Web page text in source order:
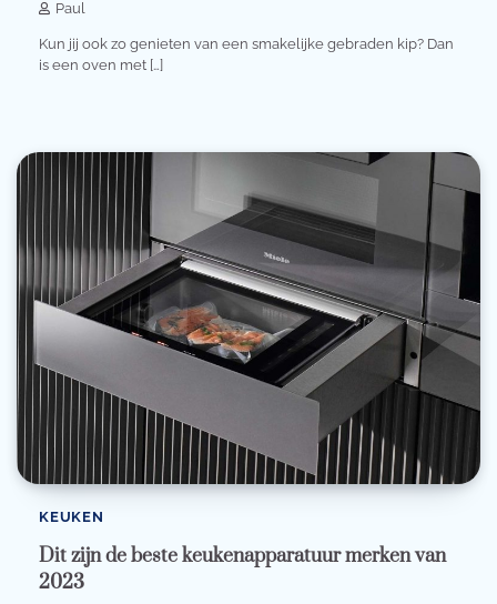
Paul
Kun jij ook zo genieten van een smakelijke gebraden kip? Dan
is een oven met […]
KEUKEN
Dit zijn de beste keukenapparatuur merken van
2023